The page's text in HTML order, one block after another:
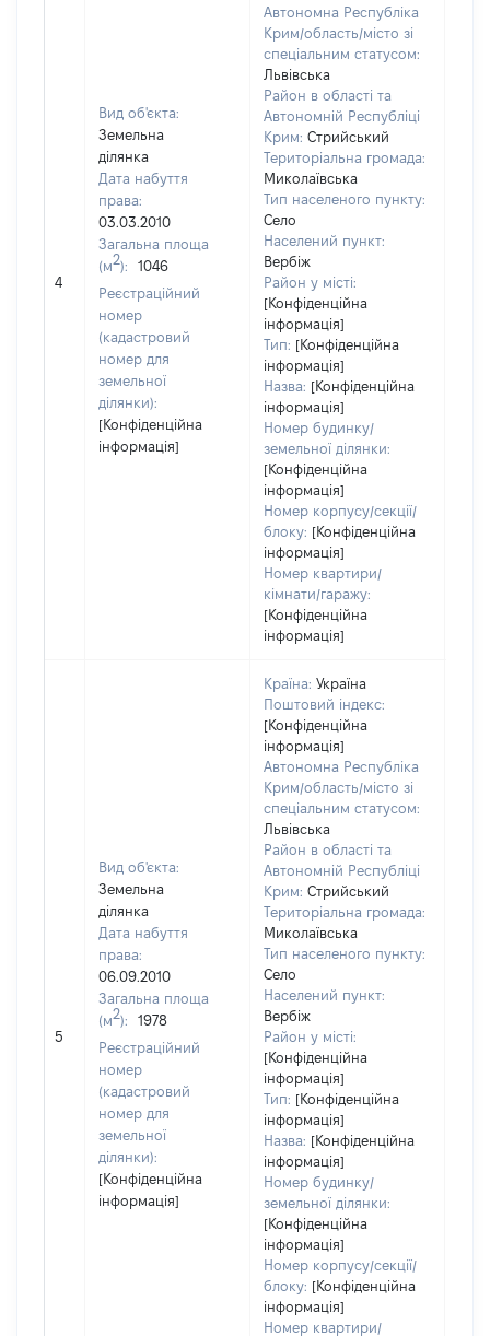
4
Вид об'єкта:
Земельна
ділянка
Дата набуття
права:
03.03.2010
Загальна площа
(м2):
1046
Реєстраційний
номер
(кадастровий
номер для
земельної
ділянки):
[Конфіденційна
інформація]
Автономна Республіка
Крим/область/місто зі
спеціальним статусом:
Львівська
Район в області та
Автономній Республіці
Крим: Стрийський
Територіальна громада:
Миколаївська
Тип населеного пункту:
Село
Населений пункт:
Вербіж
Район у місті:
[Конфіденційна
інформація]
Тип: [Конфіденційна
інформація]
Назва: [Конфіденційна
інформація]
Номер будинку/
земельної ділянки:
[Конфіденційна
інформація]
Номер корпусу/секції/
блоку: [Конфіденційна
інформація]
Номер квартири/
кімнати/гаражу:
[Конфіденційна
інформація]
5
Вид об'єкта:
Земельна
ділянка
Дата набуття
права:
06.09.2010
Загальна площа
(м2):
1978
Реєстраційний
номер
(кадастровий
номер для
земельної
ділянки):
[Конфіденційна
інформація]
Країна: Україна
Поштовий індекс:
[Конфіденційна
інформація]
Автономна Республіка
Крим/область/місто зі
спеціальним статусом:
Львівська
Район в області та
Автономній Республіці
Крим: Стрийський
Територіальна громада:
Миколаївська
Тип населеного пункту:
Село
Населений пункт:
Вербіж
Район у місті:
[Конфіденційна
інформація]
Тип: [Конфіденційна
інформація]
Назва: [Конфіденційна
інформація]
Номер будинку/
земельної ділянки:
[Конфіденційна
інформація]
Номер корпусу/секції/
блоку: [Конфіденційна
інформація]
Номер квартири/